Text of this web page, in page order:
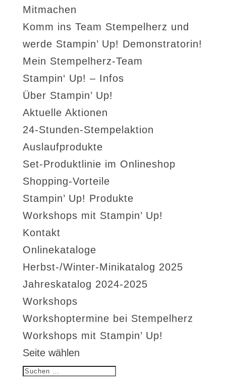
Mitmachen
Komm ins Team Stempelherz und
werde Stampin’ Up! Demonstratorin!
Mein Stempelherz-Team
Stampin‘ Up! – Infos
Über Stampin’ Up!
Aktuelle Aktionen
24-Stunden-Stempelaktion
Auslaufprodukte
Set-Produktlinie im Onlineshop
Shopping-Vorteile
Stampin’ Up! Produkte
Workshops mit Stampin’ Up!
Kontakt
Onlinekataloge
Herbst-/Winter-Minikatalog 2025
Jahreskatalog 2024-2025
Workshops
Workshoptermine bei Stempelherz
Workshops mit Stampin’ Up!
Seite wählen